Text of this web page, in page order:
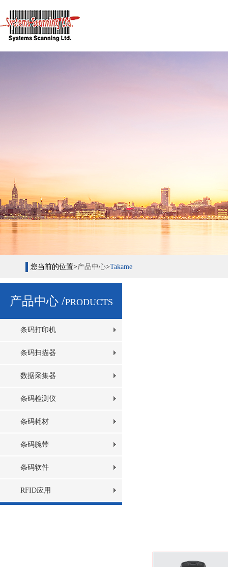
您当前的位置>产品中心>Takame
产品中心 /PRODUCTS
条码打印机
条码扫描器
数据采集器
条码检测仪
条码耗材
条码腕带
条码软件
RFID应用